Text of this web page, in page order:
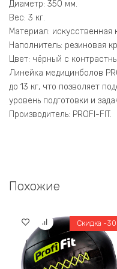
Диаметр: 350 мм.
Вес: 3 кг.
Материал: искусственная
Наполнитель: резиновая
Цвет: чёрный с
Линейка медицинболов
до 13 кг, что позволяет
уровень подготовки и
Производитель: PROFI-FIT.
Похожие
Скидка -